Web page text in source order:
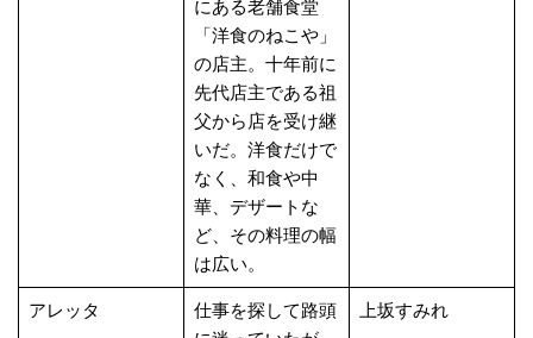
にある老舗食堂
「洋食のねこや」
の店主。十年前に
先代店主である祖
父から店を受け継
いだ。洋食だけで
なく、和食や中
華、デザートな
ど、その料理の幅
は広い。
アレッタ
仕事を探して路頭
上坂すみれ